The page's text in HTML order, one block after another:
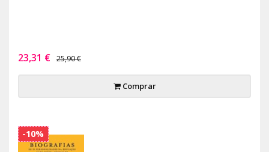
23,31 € 25,90 €
Comprar
-10%